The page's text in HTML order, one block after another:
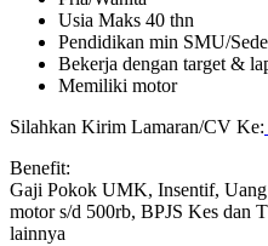
Usia Maks 40 thn
Pendidikan min SMU/
Bekerja dengan target &
Memiliki motor
Silahkan Kirim Lamaran/CV Ke:
Benefit:
Gaji Pokok UMK, Insentif, Uang
motor s/d 500rb, BPJS Kes dan
lainnya